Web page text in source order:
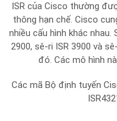
ISR của Cisco thường
thông hạn chế. Cisco
nhiều cấu hình khác nhau.
2900, sê-ri ISR 3900 và
đó. Các mô hình
Các mã Bộ định tuyến